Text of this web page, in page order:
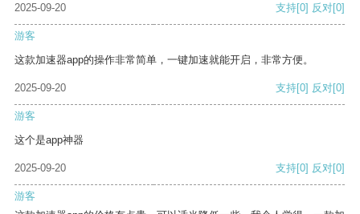
2025-09-20 支持[0] 反对[0]
游客
这款加速器app的操作非常简单，一键加速就能开启，非常方便。
2025-09-20 支持[0] 反对[0]
游客
这个是app神器
2025-09-20 支持[0] 反对[0]
游客